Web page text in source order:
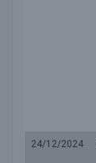
24/12/2024